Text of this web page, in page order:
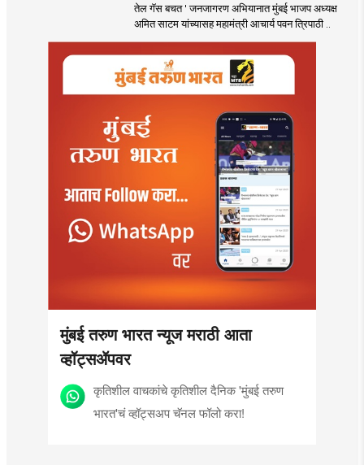
तेल गॅस बचत ' जनजागरण अभियानात मुंबई भाजप अध्यक्ष
अमित साटम यांच्यासह महामंत्री आचार्य पवन त्रिपाठी ..
मुंबई तरुण भारत न्यूज मराठी आता
व्हॉट्सॲपवर
कृतिशील वाचकांचे कृतिशील दैनिक 'मुंबई तरुण
भारत'चं व्हॉट्सअप चॅनल फॉलो करा!